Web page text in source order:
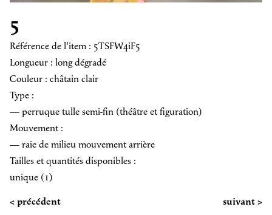
5
Référence de l'item : 5TSFW4iF5
Longueur : long dégradé
Couleur : châtain clair
Type :
— perruque tulle semi-fin (théâtre et figuration)
Mouvement :
— raie de milieu mouvement arrière
Tailles et quantités disponibles :
unique (1)
< précédent
suivant >